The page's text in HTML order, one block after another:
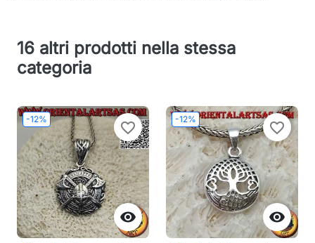
16 altri prodotti nella stessa
categoria
-12%

favorite_border
-12%

favorite_border